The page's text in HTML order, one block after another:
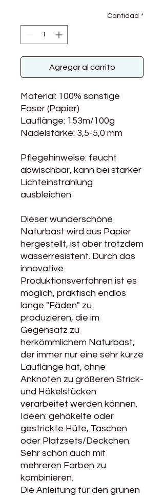
Cantidad *
Agregar al carrito
Material: 100% sonstige
Faser (Papier)
Lauflänge: 153m/100g
Nadelstärke: 3,5-5,0 mm
Pflegehinweise: feucht
abwischbar, kann bei starker
Lichteinstrahlung
ausbleichen
Dieser wunderschöne
Naturbast wird aus Papier
hergestellt, ist aber trotzdem
wasserresistent. Durch das
innovative
Produktionsverfahren ist es
möglich, praktisch endlos
lange "Fäden" zu
produzieren, die im
Gegensatz zu
herkömmlichem Naturbast,
der immer nur eine sehr kurze
Lauflänge hat, ohne
Anknoten zu größeren Strick-
und Häkelstücken
verarbeitet werden können.
Ideen: gehäkelte oder
gestrickte Hüte, Taschen
oder Platzsets/Deckchen.
Sehr schön auch mit
mehreren Farben zu
kombinieren.
Die Anleitung für den grünen